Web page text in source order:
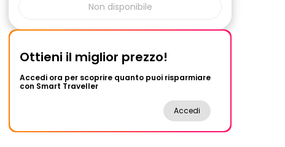
Non disponibile
Ottieni il miglior prezzo!
Accedi ora per scoprire quanto puoi risparmiare
con Smart Traveller
Accedi